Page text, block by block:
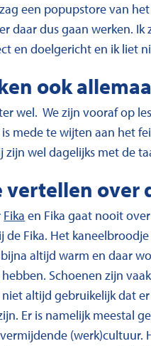
een popupstore van
daar dus gaan werken. Ik
en doelgericht en ik liet
ook
wel. We zijn vooraf op
mede te wijten aan het
zijn wel dagelijks met de
vertellen over
Fika en Fika gaat nooit
de Fika. Het
altijd warm en daar
Schoenen zijn
altijd gebruikelijk dat
Er is namelijk meestal